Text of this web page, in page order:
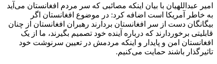
امیر عبداللهیان با بیان اینکه مصائبی که سر مردم افغانستان می‌آید
به خاطر آمریکا است اضافه کرد: در موضوع افغانستان اگر
بیگانگان دست از سر افغانستان بردارند رهبران افغانستان از چنان
قابلیتی برخوردارند که درباره آینده خود تصمیم بگیرند، ما از یک
افغانستان امن و پایدار و اینکه مردمش در تعیین سرنوشت خود
تاثیرگذار باشند حمایت می‌کنیم.